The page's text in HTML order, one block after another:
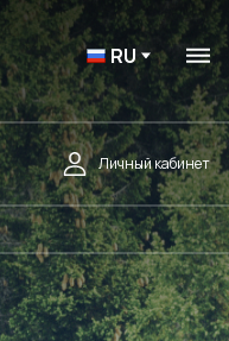
RU
Личный кабинет